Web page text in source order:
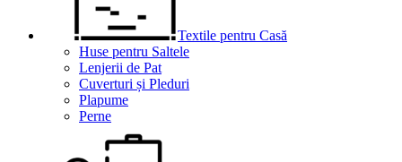
Textile pentru Casă
Huse pentru Saltele
Lenjerii de Pat
Cuverturi și Pleduri
Plapume
Perne